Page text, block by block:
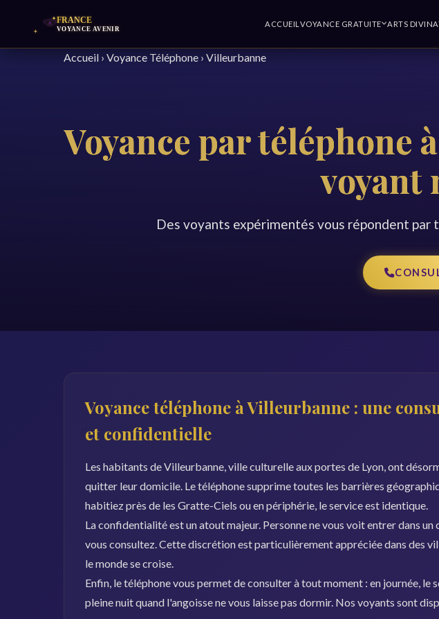
ACCUEIL VOYANCE GRATUITE ARTS
Accueil › Voyance Téléphone › Villeurbanne
Voyance par téléphone
voyant
Des voyants expérimentés vous répondent
Voyance téléphone à Villeurbanne : une
et confidentielle
Les habitants de Villeurbanne, ville culturelle aux portes de Lyon, ont
quitter leur domicile. Le téléphone supprime toutes les barrières
habitiez près de les Gratte-Ciels ou en périphérie, le service est identique.
La confidentialité est un atout majeur. Personne ne vous voit entrer dans un
vous consultez. Cette discrétion est particulièrement appréciée dans des
le monde se croise.
Enfin, le téléphone vous permet de consulter à tout moment : en journée, le
pleine nuit quand l'angoisse ne vous laisse pas dormir. Nos voyants sont